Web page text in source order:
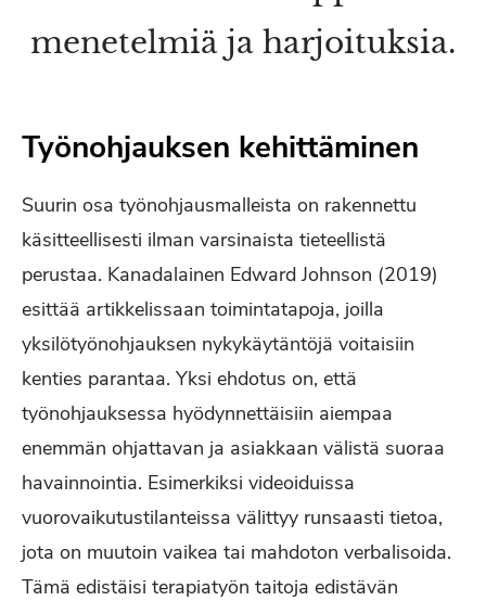
menetelmiä ja harjoituksia.
Työnohjauksen kehittäminen
Suurin osa työnohjausmalleista on rakennettu
käsitteellisesti ilman varsinaista tieteellistä
perustaa. Kanadalainen Edward Johnson (2019)
esittää artikkelissaan toimintatapoja, joilla
yksilötyönohjauksen nykykäytäntöjä voitaisiin
kenties parantaa. Yksi ehdotus on, että
työnohjauksessa hyödynnettäisiin aiempaa
enemmän ohjattavan ja asiakkaan välistä suoraa
havainnointia. Esimerkiksi videoiduissa
vuorovaikutustilanteissa välittyy runsaasti tietoa,
jota on muutoin vaikea tai mahdoton verbalisoida.
Tämä edistäisi terapiatyön taitoja edistävän